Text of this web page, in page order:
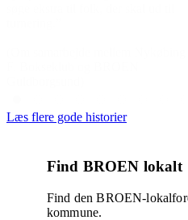
Læs flere gode historier
Find BROEN lokalt
Find den BROEN-
kommune.